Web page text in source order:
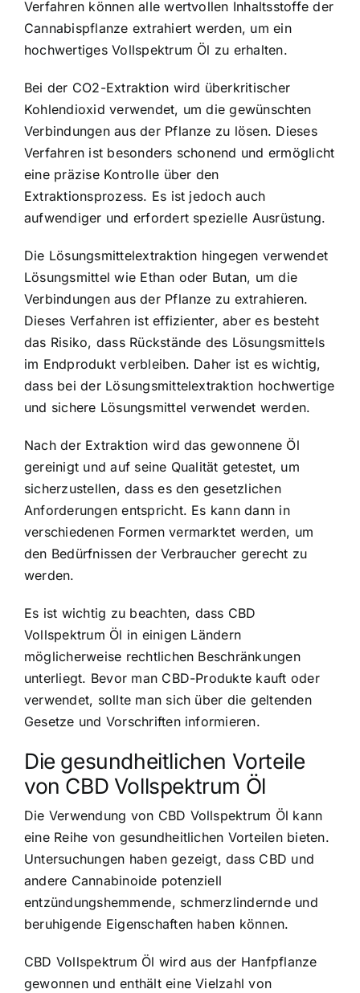
Verfahren können alle wertvollen Inhaltsstoffe der
Cannabispflanze extrahiert werden, um ein
hochwertiges Vollspektrum Öl zu erhalten.
Bei der CO2-Extraktion wird überkritischer
Kohlendioxid verwendet, um die gewünschten
Verbindungen aus der Pflanze zu lösen. Dieses
Verfahren ist besonders schonend und ermöglicht
eine präzise Kontrolle über den
Extraktionsprozess. Es ist jedoch auch
aufwendiger und erfordert spezielle Ausrüstung.
Die Lösungsmittelextraktion hingegen verwendet
Lösungsmittel wie Ethan oder Butan, um die
Verbindungen aus der Pflanze zu extrahieren.
Dieses Verfahren ist effizienter, aber es besteht
das Risiko, dass Rückstände des Lösungsmittels
im Endprodukt verbleiben. Daher ist es wichtig,
dass bei der Lösungsmittelextraktion hochwertige
und sichere Lösungsmittel verwendet werden.
Nach der Extraktion wird das gewonnene Öl
gereinigt und auf seine Qualität getestet, um
sicherzustellen, dass es den gesetzlichen
Anforderungen entspricht. Es kann dann in
verschiedenen Formen vermarktet werden, um
den Bedürfnissen der Verbraucher gerecht zu
werden.
Es ist wichtig zu beachten, dass CBD
Vollspektrum Öl in einigen Ländern
möglicherweise rechtlichen Beschränkungen
unterliegt. Bevor man CBD-Produkte kauft oder
verwendet, sollte man sich über die geltenden
Gesetze und Vorschriften informieren.
Die gesundheitlichen Vorteile
von CBD Vollspektrum Öl
Die Verwendung von CBD Vollspektrum Öl kann
eine Reihe von gesundheitlichen Vorteilen bieten.
Untersuchungen haben gezeigt, dass CBD und
andere Cannabinoide potenziell
entzündungshemmende, schmerzlindernde und
beruhigende Eigenschaften haben können.
CBD Vollspektrum Öl wird aus der Hanfpflanze
gewonnen und enthält eine Vielzahl von